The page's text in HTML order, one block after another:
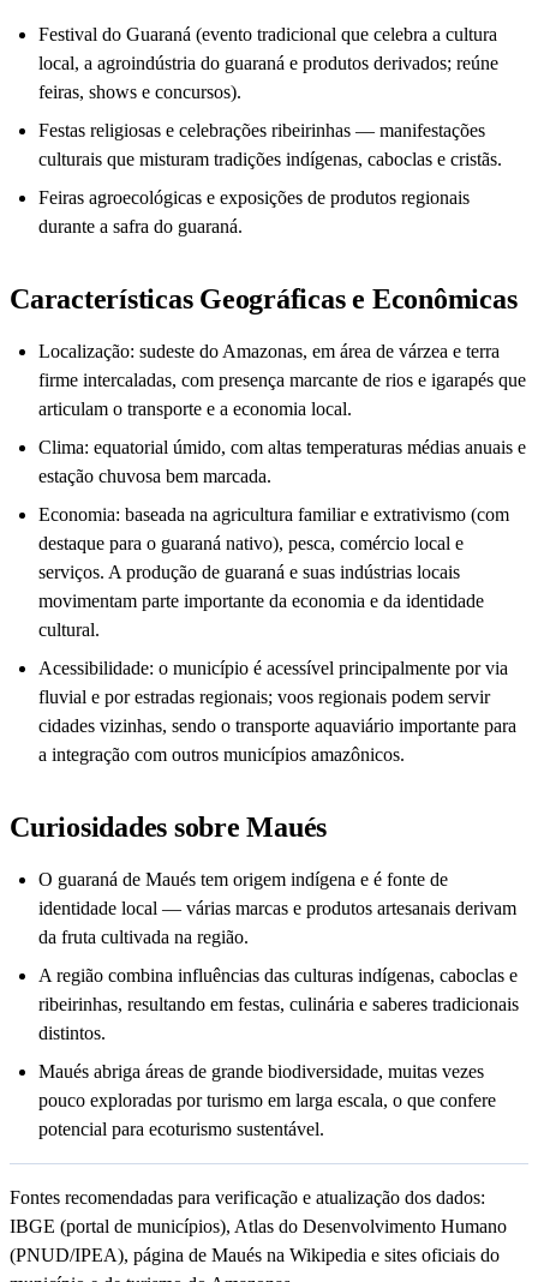
Festival do Guaraná (evento tradicional que celebra a cultura
local, a agroindústria do guaraná e produtos derivados; reúne
feiras, shows e concursos).
Festas religiosas e celebrações ribeirinhas — manifestações
culturais que misturam tradições indígenas, caboclas e cristãs.
Feiras agroecológicas e exposições de produtos regionais
durante a safra do guaraná.
Características Geográficas e Econômicas
Localização: sudeste do Amazonas, em área de várzea e terra
firme intercaladas, com presença marcante de rios e igarapés que
articulam o transporte e a economia local.
Clima: equatorial úmido, com altas temperaturas médias anuais e
estação chuvosa bem marcada.
Economia: baseada na agricultura familiar e extrativismo (com
destaque para o guaraná nativo), pesca, comércio local e
serviços. A produção de guaraná e suas indústrias locais
movimentam parte importante da economia e da identidade
cultural.
Acessibilidade: o município é acessível principalmente por via
fluvial e por estradas regionais; voos regionais podem servir
cidades vizinhas, sendo o transporte aquaviário importante para
a integração com outros municípios amazônicos.
Curiosidades sobre Maués
O guaraná de Maués tem origem indígena e é fonte de
identidade local — várias marcas e produtos artesanais derivam
da fruta cultivada na região.
A região combina influências das culturas indígenas, caboclas e
ribeirinhas, resultando em festas, culinária e saberes tradicionais
distintos.
Maués abriga áreas de grande biodiversidade, muitas vezes
pouco exploradas por turismo em larga escala, o que confere
potencial para ecoturismo sustentável.
Fontes recomendadas para verificação e atualização dos dados:
IBGE (portal de municípios), Atlas do Desenvolvimento Humano
(PNUD/IPEA), página de Maués na Wikipedia e sites oficiais do